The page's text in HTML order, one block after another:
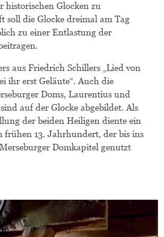
historischen Glocken zu
soll die Glocke dreimal am Tag
zu einer Entlastung der
aus Friedrich Schillers „Lied von
ihr erst Geläute“. Auch die
Doms, Laurentius und
auf der Glocke abgebildet. Als
der beiden Heiligen diente ein
frühen 13. Jahrhundert, der bis ins
Domkapitel genutzt